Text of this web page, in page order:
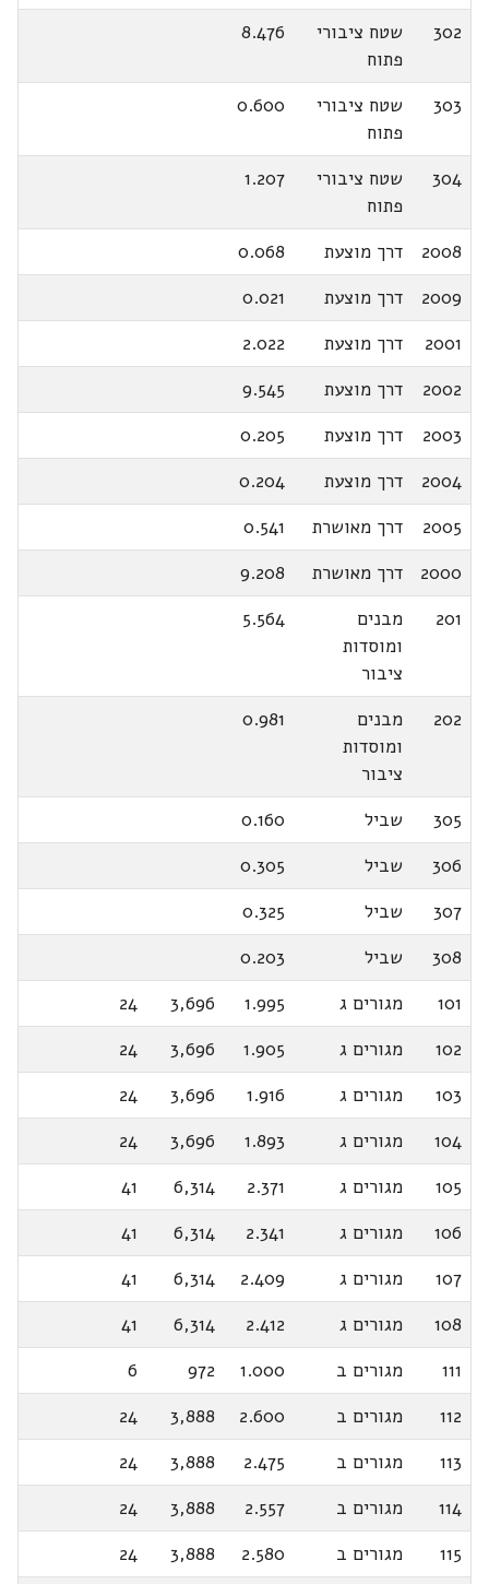
302
שטח ציבורי
פתוח
8.476
303
שטח ציבורי
פתוח
0.600
304
שטח ציבורי
פתוח
1.207
2008 דרך מוצעת
0.068
2009
דרך מוצעת
0.021
2001
דרך מוצעת
2.022
2002
דרך מוצעת
9.545
2003
דרך מוצעת
0.205
2004
דרך מוצעת
0.204
2005
דרך מאושרת
0.541
2000
דרך מאושרת
9.208
201
מבנים
ומוסדות
ציבור
5.564
202
מבנים
ומוסדות
ציבור
0.981
305 שביל
0.160
306
שביל
0.305
307
שביל
0.325
308
שביל
0.203
101
מגורים ג 1.995
3,696
24
102
מגורים ג 1.905
3,696
24
103
מגורים ג 1.916
3,696
24
104
מגורים ג 1.893
3,696
24
105
מגורים ג 2.371
6,314
41
106
מגורים ג 2.341
6,314
41
107
מגורים ג 2.409
6,314
41
108
מגורים ג 2.412
6,314
41
111
מגורים ב 1.000
972
6
112
מגורים ב 2.600
3,888
24
113
מגורים ב 2.475
3,888
24
114
מגורים ב 2.557
3,888
24
115
מגורים ב 2.580
3,888
24